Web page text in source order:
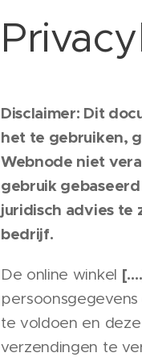
Disclaimer: Dit
het te gebruiken,
Webnode niet
gebruik
juridisch advies te
bedrijf.
De online winkel
te voldoen en
verzendingen te